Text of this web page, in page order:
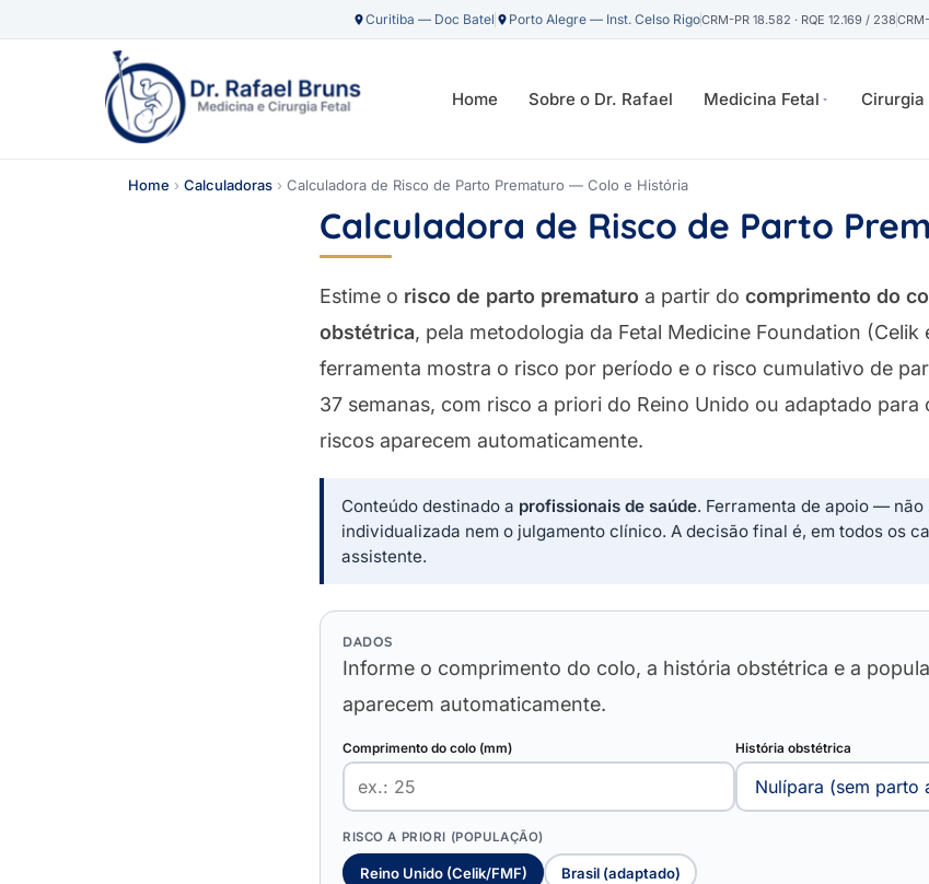
Curitiba — Doc Batel Porto Alegre — Inst. Celso RigoCRM-PR 18.582 · RQE 12.169 / 238
Home Sobre o Dr. Rafael Medicina Fetal Cirurgia
Home › Calculadoras › Calculadora de Risco de Parto Prematuro — Colo e História
Calculadora de Risco de Parto
Estime o risco de parto prematuro a partir do comprimento do
obstétrica, pela metodologia da Fetal Medicine Foundation (Celik
ferramenta mostra o risco por período e o risco cumulativo de
37 semanas, com risco a priori do Reino Unido ou adaptado
riscos aparecem automaticamente.
Conteúdo destinado a profissionais de saúde. Ferramenta de apoio —
individualizada nem o julgamento clínico. A decisão final é, em todos os
assistente.
DADOS
Informe o comprimento do colo, a história obstétrica e a
aparecem automaticamente.
Comprimento do colo (mm) História obstétrica
RISCO A PRIORI (POPULAÇÃO)
Reino Unido (Celik/FMF) Brasil (adaptado)